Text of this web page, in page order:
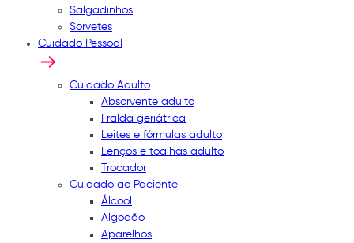
Salgadinhos
Sorvetes
Cuidado Pessoal
Cuidado Adulto
Absorvente adulto
Fralda geriátrica
Leites e fórmulas adulto
Lenços e toalhas adulto
Trocador
Cuidado ao Paciente
Álcool
Algodão
Aparelhos